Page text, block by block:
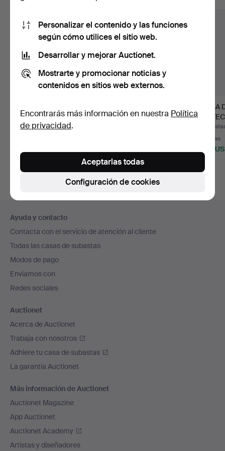
MESA DE COMEDOR
GUDME.
Subastado 28 dic 2025
KJAERNULF. MESA DE
MESA
DE
3 pujas
429
en
el
pie
de
página
Ayuda y contacto
Contacta con el servicio de atención al cliente
Todas las casas de subastas
Modos de pago
Enviamos con
Redes sociales
Auctionet
Acerca de Auctionet
Trabaja con nosotros
Adhiere tu casa de subastas
La garantía Auctionet
Más información de Auctionet
Auctionet Magazine
App Auctionet
Auctionet Academy
Artistas y diseñadores
Personalizar el contenido y las funciones
según cómo utilices el sitio web.
Desarrollar y mejorar Auctionet.
Mostrarte y promocionar noticias y
contenidos en sitios web externos.
Encontrarás más información en nuestra Política
de privacidad.
Configuración de cookies
Aceptarlas todas